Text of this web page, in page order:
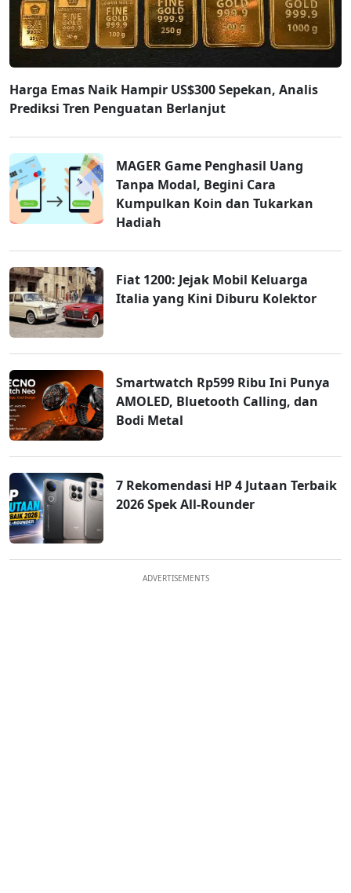
Harga Emas Naik Hampir US$300 Sepekan, Analis
Prediksi Tren Penguatan Berlanjut
MAGER Game Penghasil Uang
Tanpa Modal, Begini Cara
Kumpulkan Koin dan Tukarkan
Hadiah
Fiat 1200: Jejak Mobil Keluarga
Italia yang Kini Diburu Kolektor
Smartwatch Rp599 Ribu Ini Punya
AMOLED, Bluetooth Calling, dan
Bodi Metal
7 Rekomendasi HP 4 Jutaan Terbaik
2026 Spek All-Rounder
ADVERTISEMENTS